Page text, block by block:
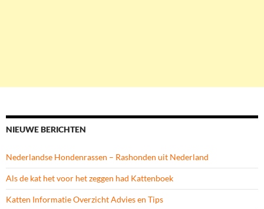
NIEUWE BERICHTEN
Nederlandse Hondenrassen – Rashonden uit Nederland
Als de kat het voor het zeggen had Kattenboek
Katten Informatie Overzicht Advies en Tips